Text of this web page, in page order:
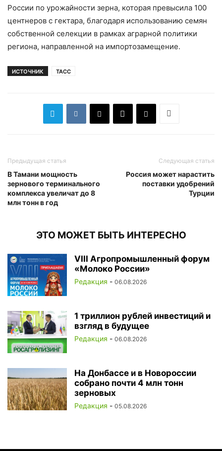
России по урожайности зерна, которая превысила 100
центнеров с гектара, благодаря использованию семян
собственной селекции в рамках аграрной политики
региона, направленной на импортозамещение.
ИСТОЧНИК ТАСС
Предыдущая статья
В Тамани мощность
зернового терминального
комплекса увеличат до 8
млн тонн в год
Следующая статья
Россия может нарастить
поставки удобрений
Турции
ЭТО МОЖЕТ БЫТЬ ИНТЕРЕСНО
VIII Агропромышленный форум
«Молоко России»
Редакция - 06.08.2026
1 триллион рублей инвестиций и
взгляд в будущее
Редакция - 06.08.2026
На Донбассе и в Новороссии
собрано почти 4 млн тонн
зерновых
Редакция - 05.08.2026